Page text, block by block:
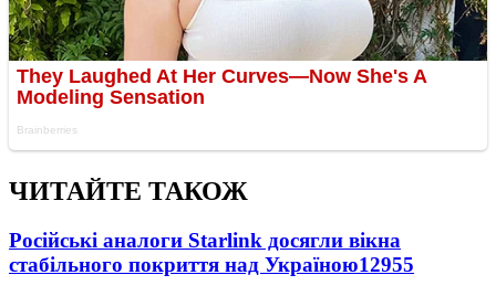
ЧИТАЙТЕ ТАКОЖ
Російські аналоги Starlink досягли вікна
стабільного покриття над Україною12955